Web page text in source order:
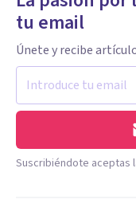
tu email
Únete y recibe
Suscribiéndote aceptas